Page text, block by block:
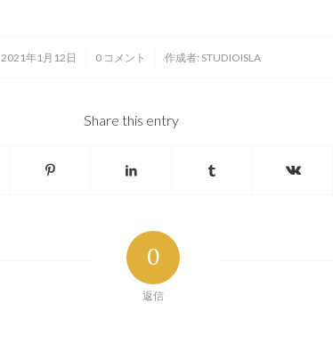
2021年1月12日
/ 0 コメント
/ 作成者: STUDIOISLA
Share this entry
0
返信